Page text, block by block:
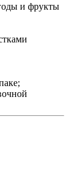
и фрукты